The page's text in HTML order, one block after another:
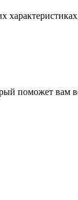
поможет вам